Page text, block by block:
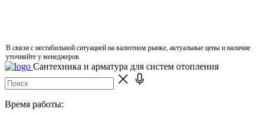
В связи с нестабильной ситуацией на валютном рынке, актуальные цены и наличие
уточняйте у менеджеров.
Сантехника и арматура для систем отопления
Время работы: